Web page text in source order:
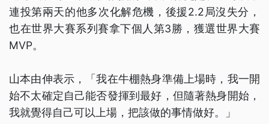
連投第兩天的他多次化解危機，後援2.2局沒失分，
也在世界大賽系列賽拿下個人第3勝，獲選世界大賽
MVP。
山本由伸表示，「我在牛棚熱身準備上場時，我一開
始不太確定自己能否發揮到最好，但隨著熱身開始，
我就覺得自己可以上場，把該做的事情做好。」